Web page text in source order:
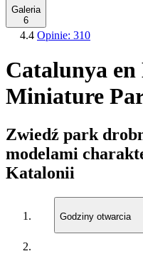
Galeria
6
4.4 Opinie: 310
Catalunya
Miniature
Zwiedź park
modelami
Katalonii
Godziny otwarcia